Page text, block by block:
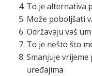
To je alternativa
Može poboljšati
Održavaju vaš
To je nešto što
Smanjuje
uređajima